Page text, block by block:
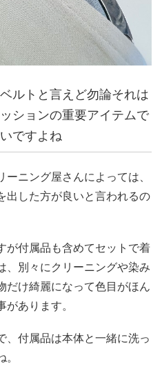
ルトと言えど勿論それは
ションの重要アイテムで
ですよね
ニング屋さんによっては、
出した方が良いと言われるの
が付属品も含めてセットで着
、別々にクリーニングや染み
だけ綺麗になって色目がほん
あります。
、付属品は本体と一緒に洗っ